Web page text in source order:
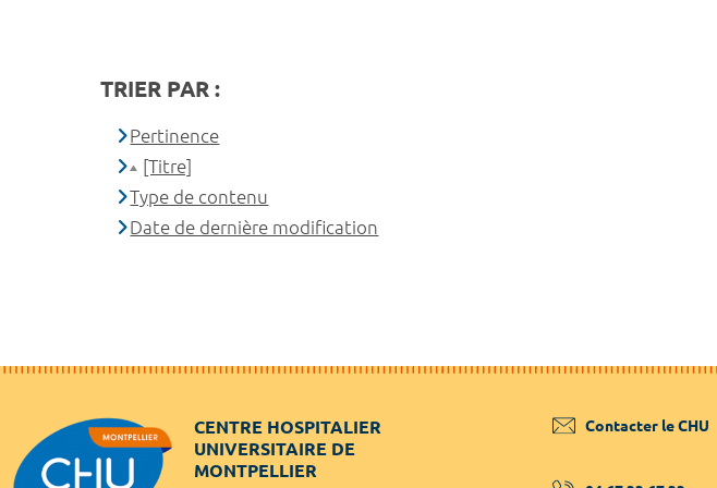
TRIER PAR :
Pertinence
[Titre]
Type de contenu
Date de dernière modification
CENTRE HOSPITALIER
UNIVERSITAIRE DE
MONTPELLIER
Contacter le CHU